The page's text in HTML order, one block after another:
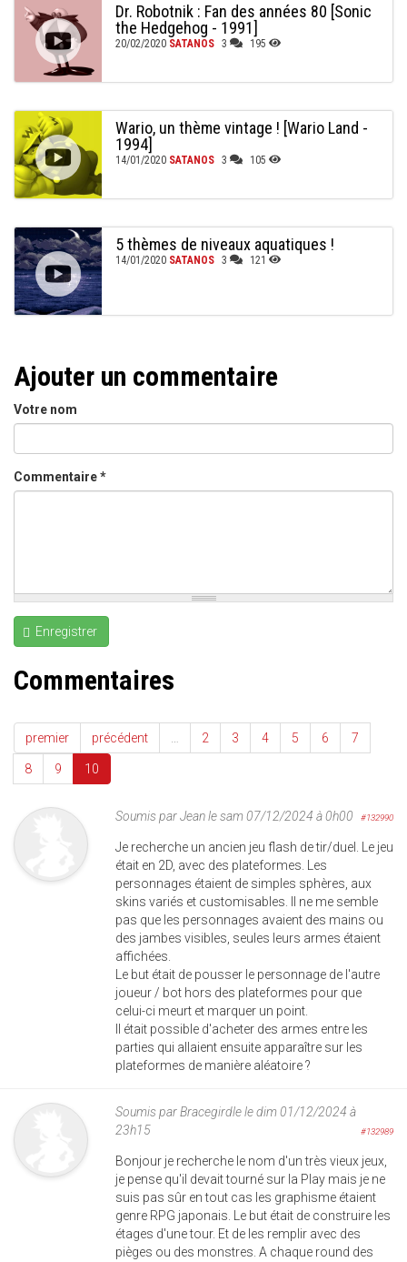
Dr. Robotnik : Fan des années 80 [Sonic
the Hedgehog - 1991]
20/02/2020 SATANOS 3 195
Wario, un thème vintage ! [Wario Land -
1994]
14/01/2020 SATANOS 3 105
5 thèmes de niveaux aquatiques !
14/01/2020 SATANOS 3 121
Ajouter un commentaire
Votre nom
Commentaire*
Enregistrer
Commentaires
premier précédent 2 3 4 5 6 7
8 9 10
Soumis parJeanle sam 07/12/2024 à 0h00 #132990
Je recherche un ancien jeu flash de tir/duel. Le jeu
était en 2D, avec des plateformes. Les
personnages étaient de simples sphères, aux
skins variés et customisables. Il ne me semble
pas que les personnages avaient des mains ou
des jambes visibles, seules leurs armes étaient
affichées.
Le but était de pousser le personnage de l'autre
joueur / bot hors des plateformes pour que
celui-ci meurt et marquer un point.
Il était possible d'acheter des armes entre les
parties qui allaient ensuite apparaître sur les
plateformes de manière aléatoire ?
Soumis parBracegirdlele dim 01/12/2024 à
23h15
#132989
Bonjour je recherche le nom d'un très vieux jeux,
je pense qu'il devait tourné sur la Play mais je ne
suis pas sûr en tout cas les graphisme étaient
genre RPG japonais. Le but était de construire les
étages d'une tour. Et de les remplir avec des
pièges ou des monstres. A chaque round des